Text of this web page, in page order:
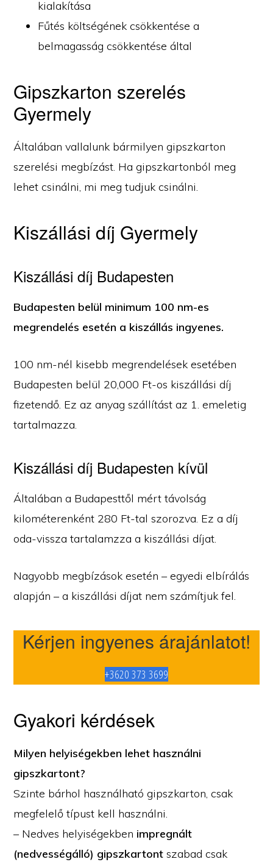
kialakítása
Fűtés költségének csökkentése a
belmagasság csökkentése által
Gipszkarton szerelés
Gyermely
Általában vallalunk bármilyen gipszkarton
szerelési megbízást. Ha gipszkartonból meg
lehet csinálni, mi meg tudjuk csinálni.
Kiszállási díj Gyermely
Kiszállási díj Budapesten
Budapesten belül minimum 100 nm-es
megrendelés esetén a kiszállás ingyenes.
100 nm-nél kisebb megrendelések esetében
Budapesten belül 20,000 Ft-os kiszállási díj
fizetendő. Ez az anyag szállítást az 1. emeletig
tartalmazza.
Kiszállási díj Budapesten kívül
Általában a Budapesttől mért távolság
kilométerenként 280 Ft-tal szorozva. Ez a díj
oda-vissza tartalamzza a kiszállási díjat.
Nagyobb megbízások esetén – egyedi elbírálás
alapján – a kiszállási díjat nem számítjuk fel.
Kérjen ingyenes árajánlatot!
+3620 373 3699
Gyakori kérdések
Milyen helyiségekben lehet használni
gipszkartont?
Szinte bárhol használható gipszkarton, csak
megfelelő típust kell használni.
– Nedves helyiségekben impregnált
(nedvességálló) gipszkartont szabad csak